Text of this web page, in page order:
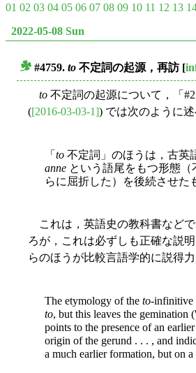
01 02 03 04 05 06 07 08 09 10 11 12 13
2022-05-08 Sun
#4759. to 不定詞の起源，再訪 [
to 不定詞の起源について，「
([2016-03-03-1]) では次のように述
「 to 不定詞」のほうは，古英
anne という語尾をもつ形態
らに屈折した）を後続させた
これは，英語史の教科書など
ろが，これは必ずしも正確な説
らのほうが比較言語学的に説得力
The etymology of the to-infinitive
to, but this leaves the
points to the presence of an
origin of the gerund . . . , and
a much earlier formation, but on